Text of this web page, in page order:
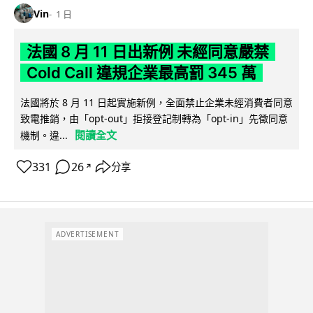
Vin 1 日
法國 8 月 11 日出新例 未經同意嚴禁
Cold Call 違規企業最高罰 345 萬
法國將於 8 月 11 日起實施新例，全面禁止企業未經消費者同意
致電推銷，由「opt-out」拒接登記制轉為「opt-in」先徵同意
機制。違...
閱讀全文
331 26 ↗ 分享
ADVERTISEMENT